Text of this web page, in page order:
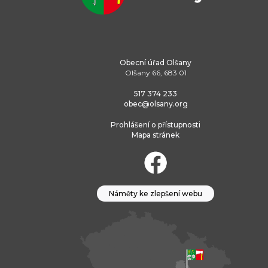
Obecní úřad Olšany
Olšany 66, 683 01
517 374 233
obec@olsany.org
Prohlášení o přístupnosti
Mapa stránek
Náměty ke zlepšení webu